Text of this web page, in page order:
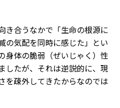
き合うなかで「生命の根源に
の気配を同時に感じた」とい
身体の脆弱（ぜいじゃく）性
したが、それは逆説的に、現
を疎外してきたからなのでは